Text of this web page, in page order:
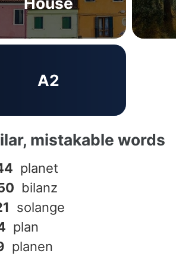
A2
mistakable words
planet
bilanz
solange
plan
planen